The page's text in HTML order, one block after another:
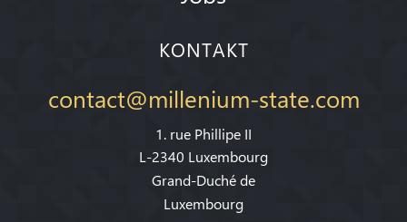
KONTAKT
contact@millenium-state.com
1. rue Phillipe II
L-2340 Luxembourg
Grand-Duché de
Luxembourg